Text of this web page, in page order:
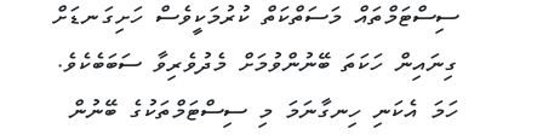
ސިސްޓަމްތައް މަސަތްކަތް ކުރުމަކީވެސް ހަށިގަނޑަށް
ގިނައިން ހަކަތަ ބޭނުންވުމަށް މެދުވެރިވާ ސަބަބެކެވެ.
ހަމަ އެކަނި ހިނގާނަމަ މި ސިސްޓަމްތަކުގެ ބޭނުން